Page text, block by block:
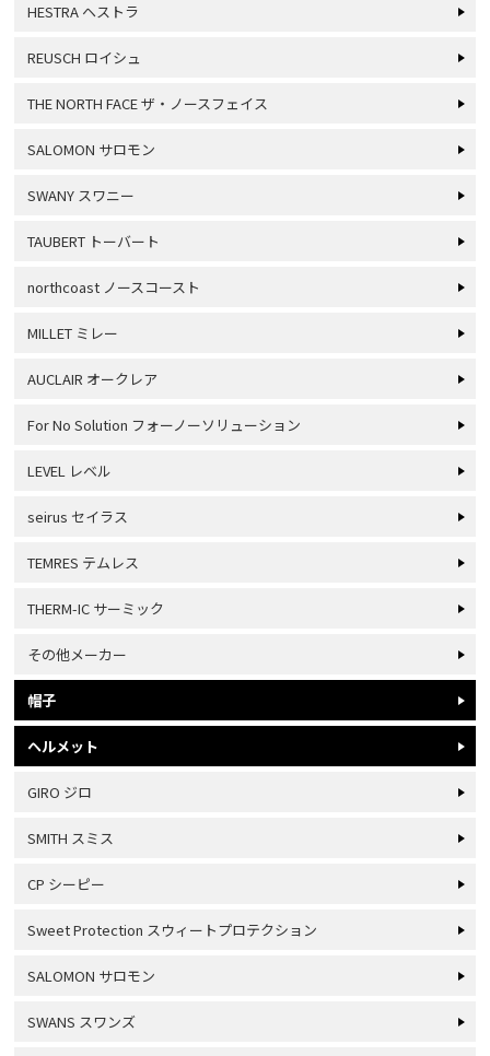
HESTRA ヘストラ
REUSCH ロイシュ
THE NORTH FACE ザ・ノースフェイス
SALOMON サロモン
SWANY スワニー
TAUBERT トーバート
northcoast ノースコースト
MILLET ミレー
AUCLAIR オークレア
For No Solution フォーノーソリューション
LEVEL レベル
seirus セイラス
TEMRES テムレス
THERM-IC サーミック
その他メーカー
帽子
ヘルメット
GIRO ジロ
SMITH スミス
CP シーピー
Sweet Protection スウィートプロテクション
SALOMON サロモン
SWANS スワンズ